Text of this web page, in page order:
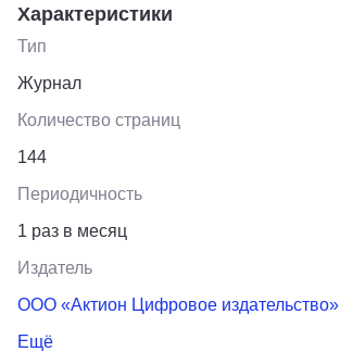
Характеристики
Тип
Журнал
Количество страниц
144
Периодичность
1 раз в месяц
Издатель
ООО «Актион Цифровое издательство»
Ещё